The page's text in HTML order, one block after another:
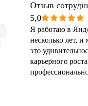
Отзыв
5,0
Я работаю в
несколько лет, и
это
карьерного